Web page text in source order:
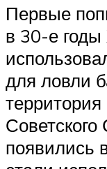
Первые
в 30-е годы
для ловли
появились